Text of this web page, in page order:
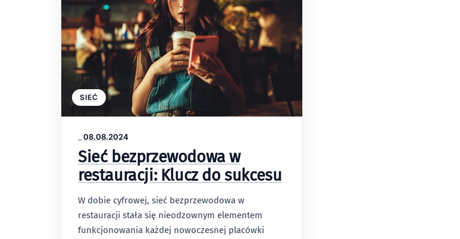
SIEĆ
08.08.2024
Sieć bezprzewodowa w
restauracji: Klucz do sukcesu
W dobie cyfrowej, sieć bezprzewodowa w
restauracji stała się nieodzownym elementem
funkcjonowania każdej nowoczesnej placówki